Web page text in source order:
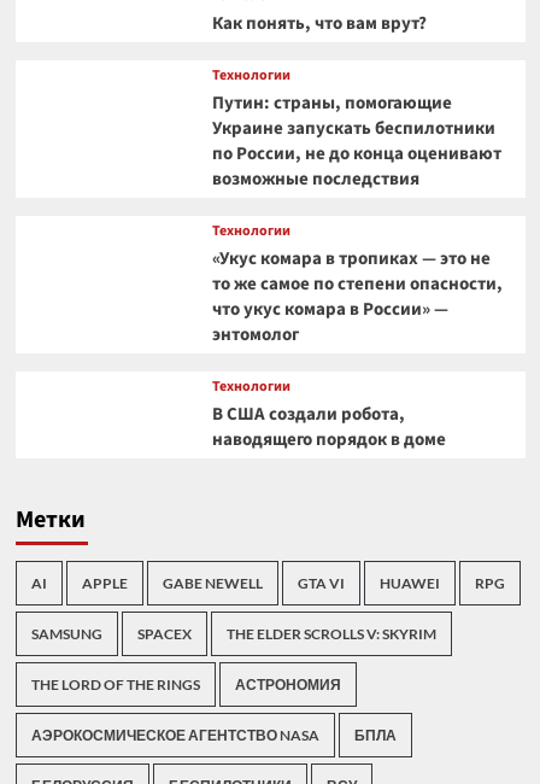
Как понять, что вам врут?
Технологии
Путин: страны, помогающие
Украине запускать беспилотники
по России, не до конца оценивают
возможные последствия
Технологии
«Укус комара в тропиках — это не
то же самое по степени опасности,
что укус комара в России» —
энтомолог
Технологии
В США создали робота,
наводящего порядок в доме
Метки
AI APPLE GABE NEWELL GTA VI HUAWEI RPG
SAMSUNG SPACEX THE ELDER SCROLLS V: SKYRIM
THE LORD OF THE RINGS АСТРОНОМИЯ
АЭРОКОСМИЧЕСКОЕ АГЕНТСТВО NASA БПЛА